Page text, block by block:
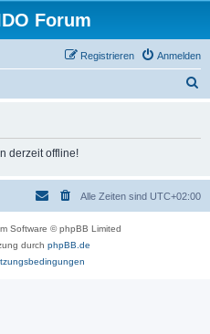
Forum
Anmelden
Registrieren
derzeit offline!
Alle Zeiten sind UTC+02:00
Software © phpBB Limited
durch phpBB.de